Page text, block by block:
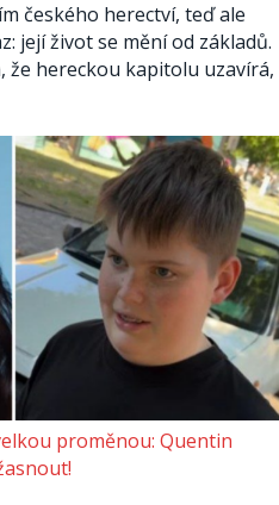
českého herectví, teď ale
její život se mění od základů.
že hereckou kapitolu uzavírá,
proměnou: Quentin